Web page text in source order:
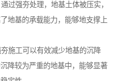
过强夯处理，地基土体被压实，
地基的承载能力，能够地支撑上
施工可以有效减少地基的沉降
降较为严重的地基中，能够显著